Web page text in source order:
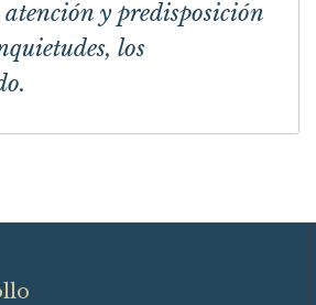
atención y predisposición
los